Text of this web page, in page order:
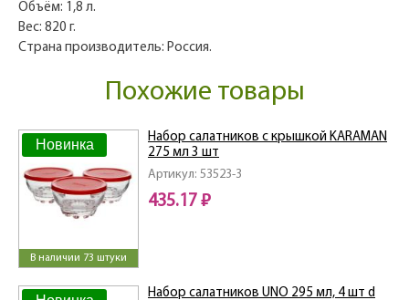
Объём: 1,8 л.
Вес: 820 г.
Страна производитель: Россия.
Похожие товары
Новинка
В наличии 73 штуки
Артикул: 53523-3
Набор салатников с крышкой KARAMAN
275 мл 3 шт
435.17 ₽
Набор салатников UNO 295 мл, 4 шт d